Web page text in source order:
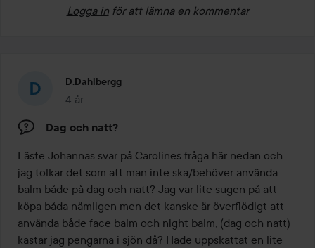
Logga in för att lämna en kommentar
D.dahlbergg
4 år
Inlägget skapades 4 år
Dag och natt?
Läste Johannas svar på Carolines fråga här nedan och
jag tolkar det som att man inte ska/behöver använda
balm både på dag och natt? Jag var lite sugen på att
köpa båda nämligen men det kanske är överflödigt att
använda både face balm och night balm, (dag och natt)
kastar jag pengarna i sjön då? Hade uppskattat en lite